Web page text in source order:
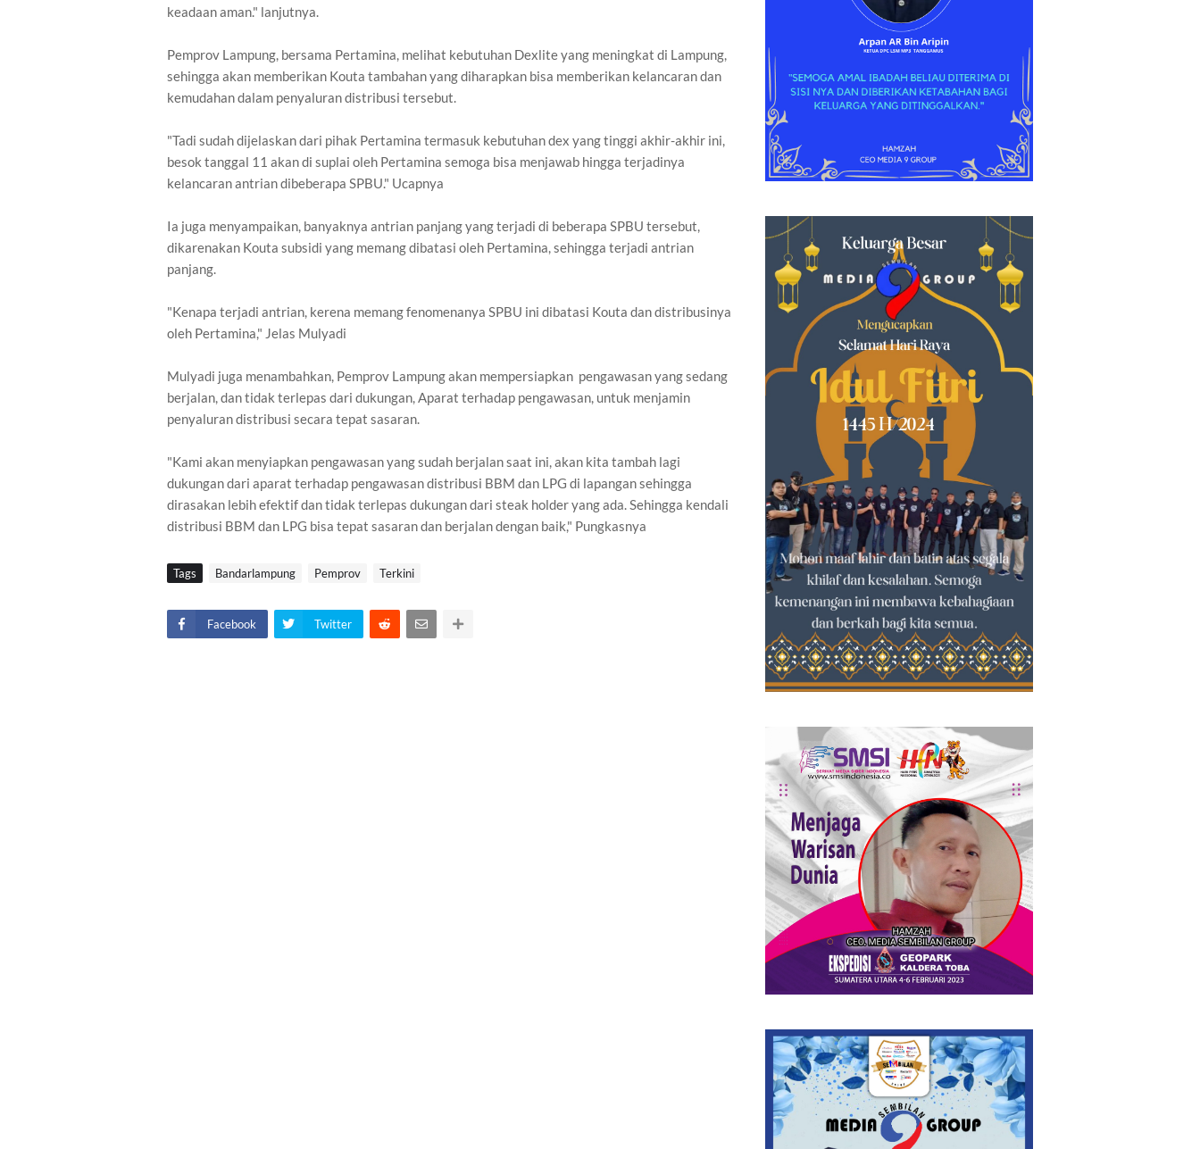
keadaan aman." lanjutnya.
Pemprov Lampung, bersama Pertamina, melihat kebutuhan Dexlite yang meningkat di Lampung,
sehingga akan memberikan Kouta tambahan yang diharapkan bisa memberikan kelancaran dan
kemudahan dalam penyaluran distribusi tersebut.
"Tadi sudah dijelaskan dari pihak Pertamina termasuk kebutuhan dex yang tinggi akhir-akhir ini,
besok tanggal 11 akan di suplai oleh Pertamina semoga bisa menjawab hingga terjadinya
kelancaran antrian dibeberapa SPBU." Ucapnya
Ia juga menyampaikan, banyaknya antrian panjang yang terjadi di beberapa SPBU tersebut,
dikarenakan Kouta subsidi yang memang dibatasi oleh Pertamina, sehingga terjadi antrian
panjang.
"Kenapa terjadi antrian, kerena memang fenomenanya SPBU ini dibatasi Kouta dan distribusinya
oleh Pertamina," Jelas Mulyadi
Mulyadi juga menambahkan, Pemprov Lampung akan mempersiapkan pengawasan yang sedang
berjalan, dan tidak terlepas dari dukungan, Aparat terhadap pengawasan, untuk menjamin
penyaluran distribusi secara tepat sasaran.
"Kami akan menyiapkan pengawasan yang sudah berjalan saat ini, akan kita tambah lagi
dukungan dari aparat terhadap pengawasan distribusi BBM dan LPG di lapangan sehingga
dirasakan lebih efektif dan tidak terlepas dukungan dari steak holder yang ada. Sehingga kendali
distribusi BBM dan LPG bisa tepat sasaran dan berjalan dengan baik," Pungkasnya
Tags Bandarlampung Pemprov Terkini
Facebook Twitter